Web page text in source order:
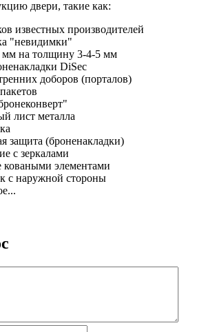
двери, такие как:
известных производителей
"невидимки"
мм на толщину 3-4-5 мм
DiSec
доборов (порталов)
лист металла
защита (броненакладки)
с зеркалами
коваными элементами
наружной стороны